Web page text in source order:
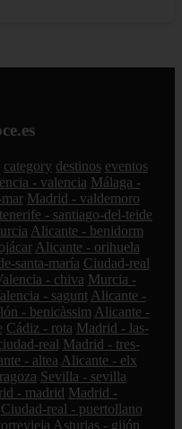
category destinos eventos
- valencia Málaga -
Madrid - valdemoro
- santiago-del-teide
Alicante - benidorm
Alicante - orihuela
santa-maría Ciudad-real
- chiva Murcia -
- sagunt Alicante -
- benicàssim Alicante -
Cádiz - rota Madrid - las-
real Madrid - tres-
- altea Alicante - elx
Sevilla - sevilla
- madrid Madrid -
Ciudad-real - puertollano
Asturias - gijón